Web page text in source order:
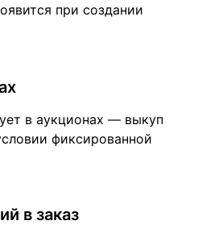
при создании
в аукционах — выкуп
фиксированной
в заказ